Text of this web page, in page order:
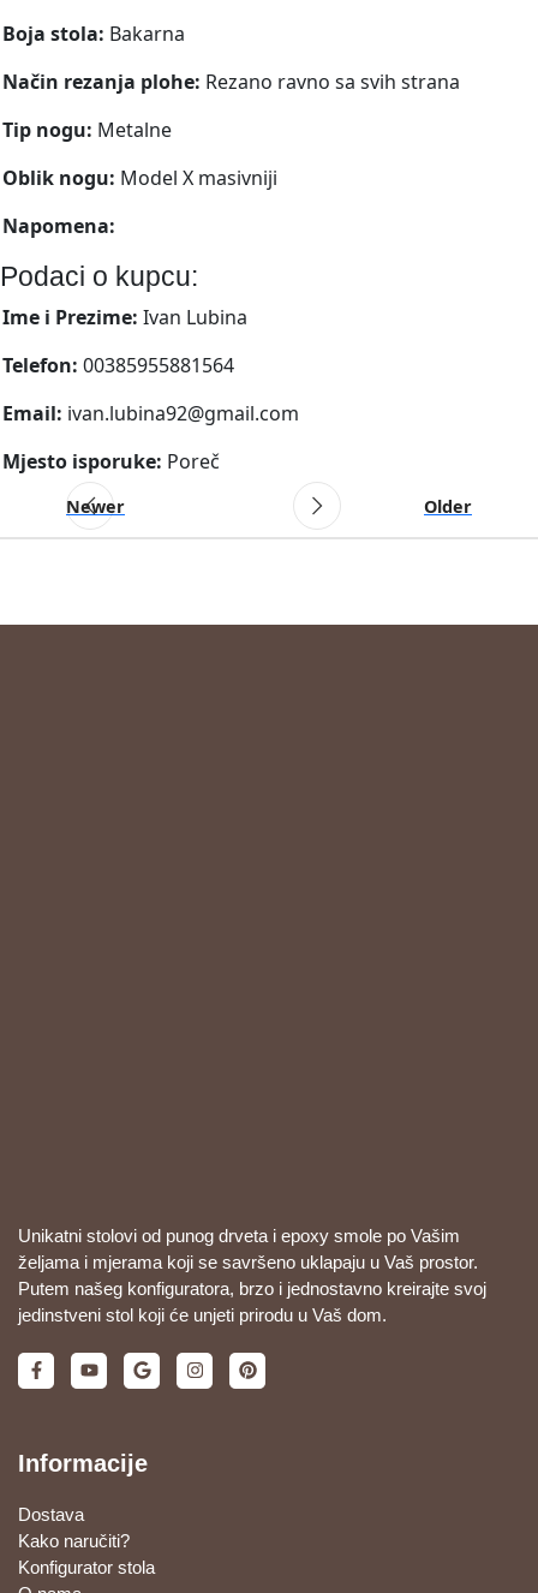
Boja stola: Bakarna
Način rezanja plohe: Rezano ravno sa svih strana
Tip nogu: Metalne
Oblik nogu: Model X masivniji
Napomena:
Podaci o kupcu:
Ime i Prezime: Ivan Lubina
Telefon: 00385955881564
Email: ivan.lubina92@gmail.com
Mjesto isporuke: Poreč
Newer Older
Unikatni stolovi od punog drveta i epoxy smole po Vašim
željama i mjerama koji se savršeno uklapaju u Vaš prostor.
Putem našeg konfiguratora, brzo i jednostavno kreirajte svoj
jedinstveni stol koji će unjeti prirodu u Vaš dom.
Informacije
Dostava
Kako naručiti?
Konfigurator stola